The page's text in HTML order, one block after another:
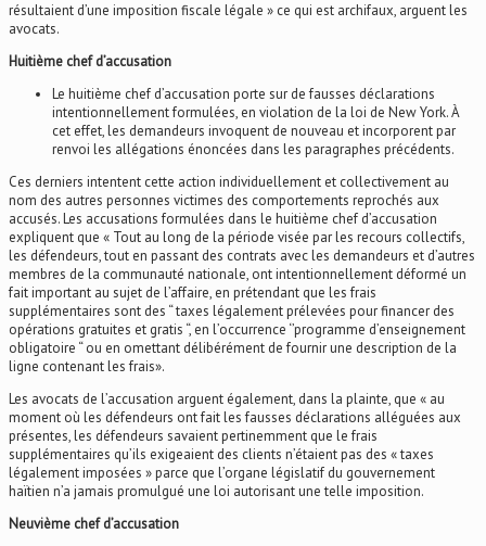
résultaient d’une imposition fiscale légale » ce qui est archifaux, arguent les
avocats.
Huitième chef d’accusation
Le huitième chef d’accusation porte sur de fausses déclarations
intentionnellement formulées, en violation de la loi de New York. À
cet effet, les demandeurs invoquent de nouveau et incorporent par
renvoi les allégations énoncées dans les paragraphes précédents.
Ces derniers intentent cette action individuellement et collectivement au
nom des autres personnes victimes des comportements reprochés aux
accusés. Les accusations formulées dans le huitième chef d’accusation
expliquent que « Tout au long de la période visée par les recours collectifs,
les défendeurs, tout en passant des contrats avec les demandeurs et d’autres
membres de la communauté nationale, ont intentionnellement déformé un
fait important au sujet de l’affaire, en prétendant que les frais
supplémentaires sont des “ taxes légalement prélevées pour financer des
opérations gratuites et gratis “, en l’occurrence ‘’programme d’enseignement
obligatoire “ ou en omettant délibérément de fournir une description de la
ligne contenant les frais».
Les avocats de l’accusation arguent également, dans la plainte, que « au
moment où les défendeurs ont fait les fausses déclarations alléguées aux
présentes, les défendeurs savaient pertinemment que le frais
supplémentaires qu’ils exigeaient des clients n’étaient pas des « taxes
légalement imposées » parce que l’organe législatif du gouvernement
haïtien n’a jamais promulgué une loi autorisant une telle imposition.
Neuvième chef d’accusation